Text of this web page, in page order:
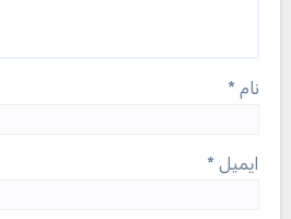
نام *
ایمیل *